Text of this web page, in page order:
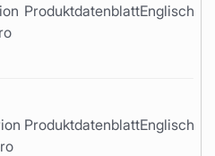
ProduktdatenblattEnglisch
ProduktdatenblattEnglisch